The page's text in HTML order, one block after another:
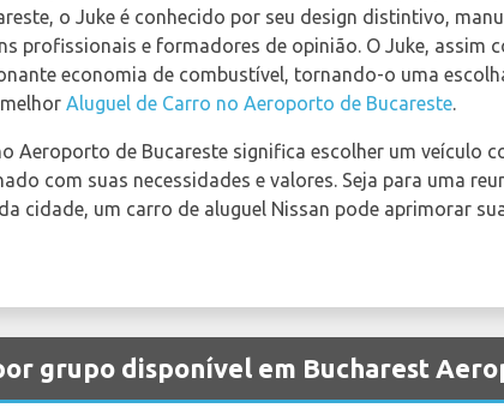
o Juke é conhecido por seu design distintivo,
profissionais e formadores de opinião. O Juke, assim
economia de combustível, tornando-o uma
Aluguel de Carro no Aeroporto de Bucareste.
Aeroporto de Bucareste significa escolher um veículo
com suas necessidades e valores. Seja para uma
cidade, um carro de aluguel Nissan pode aprimorar
grupo disponível em Bucharest